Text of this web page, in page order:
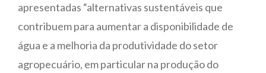
apresentadas “alternativas sustentáveis que
contribuem para aumentar a disponibilidade de
água e a melhoria da produtividade do setor
agropecuário, em particular na produção do